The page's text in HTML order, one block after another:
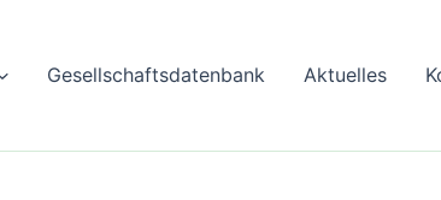
Gesellschaftsdatenbank Aktuelles